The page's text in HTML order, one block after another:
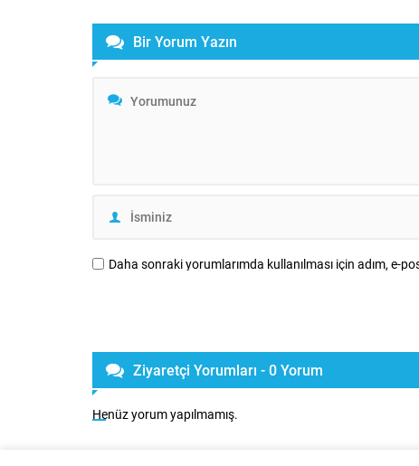
Tetik, engelli bireylerin elde ettikleri
başarıların çoğu zaman yeterince takdir
edilmediğini belirterek, “Engelliler bu
ayrıcalıklarla elde etmedi. Aksine,...
Bir Yorum Yazın
Daha sonraki yorumlarımda kullanılması için adım, e-
Ziyaretçi Yorumları - 0 Yorum
Henüz yorum yapılmamış.